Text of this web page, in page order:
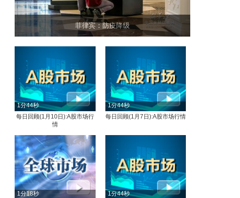
菲律宾：防疫降级
1分44秒
每日回顾(1月10日):A股市场行
情
1分44秒
每日回顾(1月7日):A股市场行情
1分18秒
1分44秒